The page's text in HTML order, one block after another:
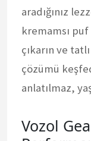
aradığınız
kremamsı
çıkarın ve
çözümü
anlatılmaz,
Vozol